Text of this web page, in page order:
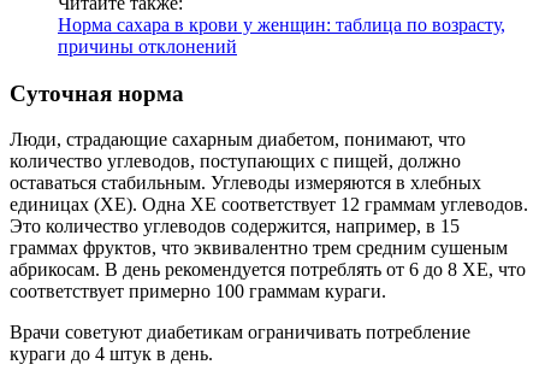
Норма сахара в крови у женщин: таблица по возрасту,
причины отклонений
Суточная норма
Люди, страдающие сахарным диабетом, понимают, что
количество углеводов, поступающих с пищей, должно
оставаться стабильным. Углеводы измеряются в хлебных
единицах (ХЕ). Одна ХЕ соответствует 12 граммам углеводов.
Это количество углеводов содержится, например, в 15
граммах фруктов, что эквивалентно трем средним сушеным
абрикосам. В день рекомендуется потреблять от 6 до 8 ХЕ, что
соответствует примерно 100 граммам кураги.
Врачи советуют диабетикам ограничивать потребление
кураги до 4 штук в день.